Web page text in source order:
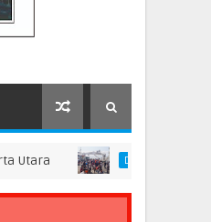
DAERAH